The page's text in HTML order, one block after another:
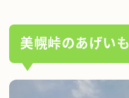
美幌峠のあげいも